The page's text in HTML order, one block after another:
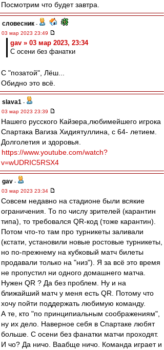
Посмотрим что будет завтра.
словесник -
03 мар 2023 23:49
gav » 03 мар 2023, 23:34
С осени без фанатки
С "позатой", Лёш...
Обидно это всё.
slava1 -
03 мар 2023 23:39
Нашего русского Кайзера,любимейшего игрока
Спартака Вагиза Хидиятуллина, с 64- летием.
Долголетия и здоровья.
https://www.youtube.com/watch?
v=wUDRIC5RSX4
gav -
03 мар 2023 23:34
Совсем недавно на стадионе были всякие
ограничения. То по числу зрителей (карантин
типа), то требовался QR-код (тоже карантин).
Потом что-то там про турникеты заливали
(кстати, установили новые ростовые турникеты,
но по-прежнему на кубковый матч билеты
продавали только на "низ"). Я за всё это время
не пропустил ни одного домашнего матча.
Нужен QR ? Да без проблем. Ну и на
ближайший матч у меня есть QR. Потому что
хочу пойти поддержать любимую команду.
А те, кто "по принципиальным соображениям",
ну их дело. Наверное себя в Спартаке любят
больше. С осени без фанатки матчи проходят.
И чо? Да ничо. Ваабще ничо. Команда играет и